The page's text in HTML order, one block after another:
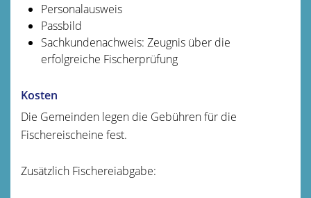
Personalausweis
Passbild
Sachkundenachweis: Zeugnis über die
erfolgreiche Fischerprüfung
Kosten
Die Gemeinden legen die Gebühren für die
Fischereischeine fest.
Zusätzlich Fischereiabgabe: